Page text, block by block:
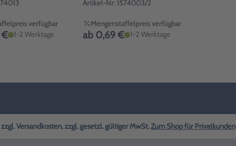
verfügbar
€ 1-2 Werktage
Rot
Artikel-Nr: 1574003/2
Mengenstaffelpreis verfügbar
ab 0,69 € 1-2 Werktage
Versandkosten, zzgl. gesetzl. gültiger MwSt.Zum Shop für Privatkunden